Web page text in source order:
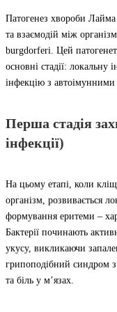
Патогенез хвороби
та взаємодій між
burgdorferi. Цей
основні стадії: локальну
інфекцію з
Перша стадія
інфекції)
На цьому етапі, коли
організм, розвивається
формування еритеми –
Бактерії починають
укусу, викликаючи
грипоподібний синдром
та біль у м’язах.